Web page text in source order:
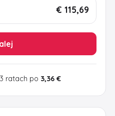
€ 115,69
ratach po 3,36 €